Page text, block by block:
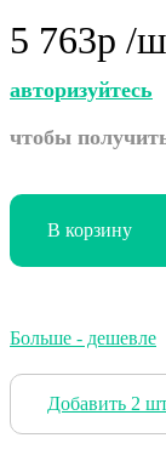
5 763р /
авторизуйтесь
чтобы
В корзину
Больше - дешевле
Добавить 2